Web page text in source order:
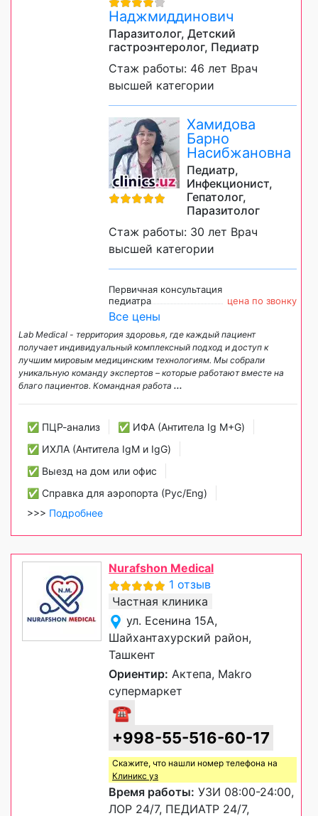
Наджмиддинович
Паразитолог, Детский
гастроэнтеролог, Педиатр
Стаж работы: 46 лет Врач
высшей категории
Хамидова
Барно
Насибжановна
Педиатр,
Инфекционист,
Гепатолог,
Паразитолог
Стаж работы: 30 лет Врач
высшей категории
Первичная консультация
педиатра
цена по звонку
Все цены
Lab Medical - территория здоровья, где каждый пациент
получает индивидуальный комплексный подход и доступ к
лучшим мировым медицинским технологиям. Мы собрали
уникальную команду экспертов – которые работают вместе на
благо пациентов. Командная работа ...
✅ ПЦР-анализ
✅ ИФА (Антитела Ig М+G)
✅ ИХЛА (Антитела IgM и IgG)
✅ Выезд на дом или офис
✅ Справка для аэропорта (Рус/Eng)
>>> Подробнее
Nurafshon Medical
1 отзыв
Частная клиника
ул. Есенина 15А,
Шайхантахурский район,
Ташкент
Ориентир: Актепа, Makro
супермаркет
☎
+998-55-516-60-17
Скажите, что нашли номер телефона на
Клиникс уз
Время работы: УЗИ 08:00-24:00,
ЛОР 24/7, ПЕДИАТР 24/7,